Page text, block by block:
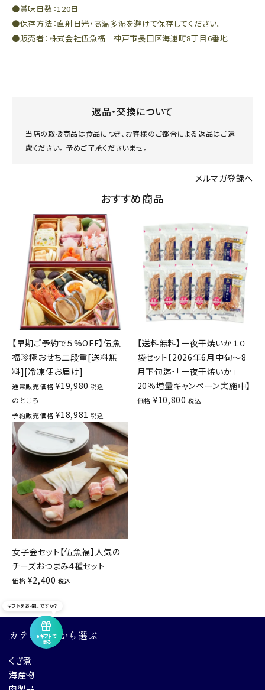
●賞味日数：120日
●保存方法：直射日光・高温多湿を避けて保存してください。
●販売者：株式会社伍魚福 神戸市長田区海運町8丁目6番地
返品・交換について
当店の取扱商品は食品につき、お客様のご都合による返品はご遠
慮ください。 予めご了承くださいませ。
メルマガ登録へ
おすすめ商品
【早期ご予約で５%OFF】伍魚
福珍極おせち二段重[送料無
料][冷凍便お届け]
通常販売価格 ¥19,980 税込
のところ
予約販売価格 ¥18,981 税込
【送料無料】一夜干焼いか１０
袋セット【2026年6月中旬～8
月下旬迄・「一夜干焼いか」
20％増量キャンペーン実施中】
価格 ¥10,800 税込
女子会セット【伍魚福】人気の
チーズおつまみ4種セット
価格 ¥2,400 税込
カテゴリーから選ぶ
くぎ煮
海産物
eギフトで
贈る
ギフトをお探しですか？